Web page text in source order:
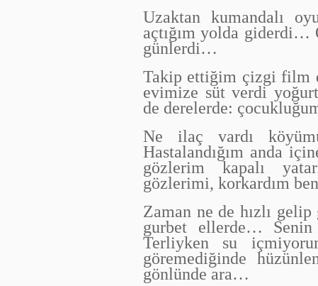
Uzaktan kumandalı
açtığım yolda
günlerdi…
Takip ettiğim çizgi film
evimize süt verdi
de derelerde:
Ne ilaç vardı
Hastalandığım anda
gözlerim kapalı
gözlerimi, korkardım
Zaman ne de hızlı
gurbet ellerde…
Terliyken su
göremediğinde
gönlünde ara…